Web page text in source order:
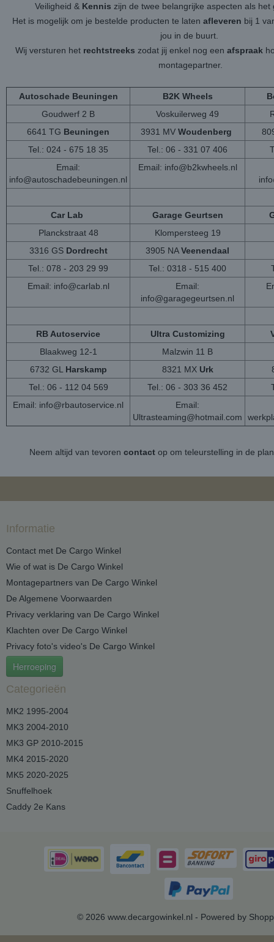
Veiligheid & Kennis zijn de twee belangrijke aspecten als
Het is mogelijk om je bestelde producten te laten afleveren bij 1
jou in de buurt.
Wij versturen het rechtstreeks zodat jij enkel nog een afspraak
montagepartner.
Autoschade Beuningen B2K Wheels
Goudwerf 2 B
Voskuilerweg 49
6641 TG Beuningen 3931 MV Woudenberg
Tel.: 024 - 675 18 35
Tel.: 06 - 331 07 406
Email:
info@autoschadebeuningen.nl
Email: info@b2kwheels.nl
Car Lab Garage Geurtsen
Planckstraat 48
Klompersteeg 19
3316 GS Dordrecht 3905 NAVeenendaal
Tel.: 078 - 203 29 99
Tel.: 0318 - 515 400
Email: info@carlab.nl
Email:
info@garagegeurtsen.nl
RB Autoservice Ultra Customizing
Blaakweg 12-1
Malzwin 11 B
6732 GL Harskamp 8321 MX Urk
Tel.: 06 - 112 04 569
Tel.: 06 - 303 36 452
Email: info@rbautoservice.nl
Email:
Ultrasteaming@hotmail.com
Neem altijd van tevoren contactop om teleurstelling in de
Informatie
Contact met De Cargo Winkel
Wie of wat is De Cargo Winkel
Montagepartners van De Cargo Winkel
De Algemene Voorwaarden
Privacy verklaring van De Cargo Winkel
Klachten over De Cargo Winkel
Privacy foto's video's De Cargo Winkel
Herroeping
Categorieën
MK2 1995-2004
MK3 2004-2010
MK3 GP 2010-2015
MK4 2015-2020
MK5 2020-2025
Snuffelhoek
Caddy 2e Kans
© 2026 www.decargowinkel.nl - Powered by